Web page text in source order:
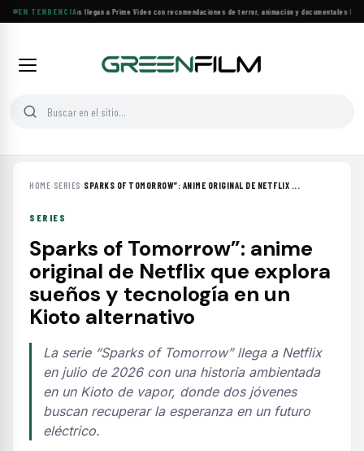
EN TENDENCIA
Más de 160 estrenos llegan a Prime Video con recomendaciones de terror, animación y documentales·Las
HOME› SERIES ›SPARKS OF TOMORROW”: ANIME ORIGINAL DE NETFLIX ...
SERIES
Sparks of Tomorrow”: anime
original de Netflix que explora
sueños y tecnología en un
Kioto alternativo
La serie “Sparks of Tomorrow” llega a Netflix
en julio de 2026 con una historia ambientada
en un Kioto de vapor, donde dos jóvenes
buscan recuperar la esperanza en un futuro
eléctrico.